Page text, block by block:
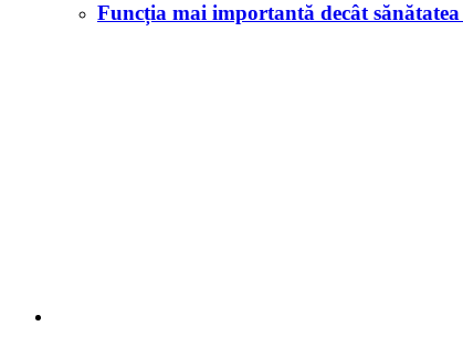
Funcția mai importantă decât